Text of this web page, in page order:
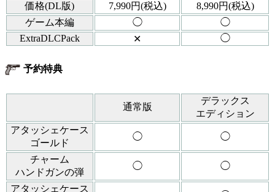
価格(DL版)
7,990円(税込)
8,990円(税込)
ゲーム本編
◯
◯
ExtraDLCPack
✕ ◯
予約特典
通常版
デラックス
エディション
アタッシェケース
ゴールド
◯ ◯
チャーム
ハンドガンの弾
◯ ◯
アタッシェケース